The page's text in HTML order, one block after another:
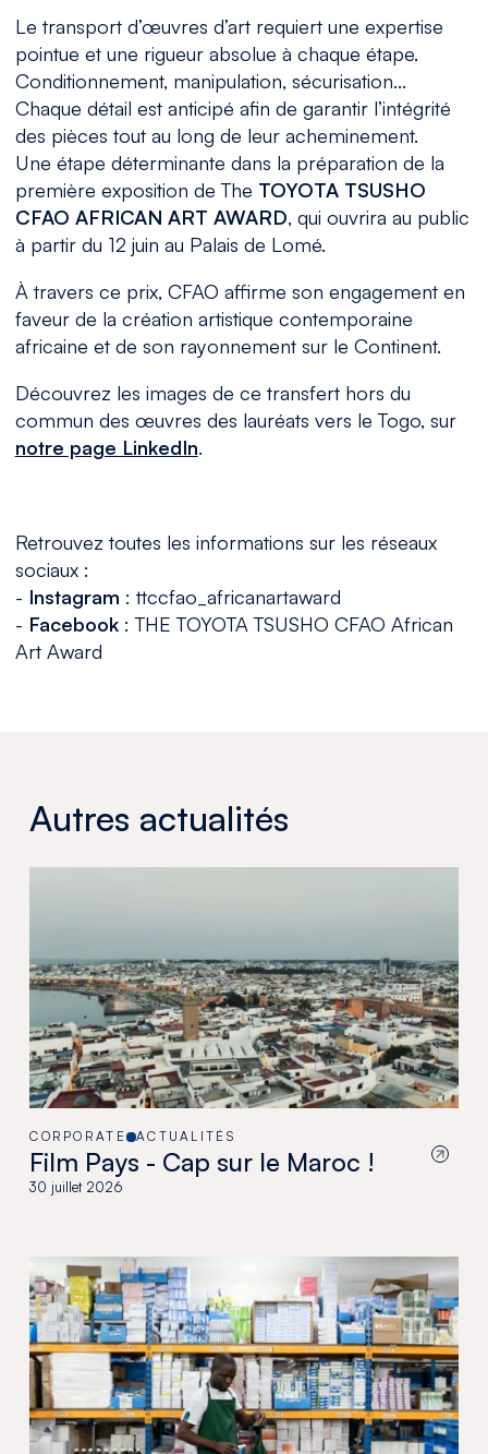
Le transport d’œuvres d’art requiert une expertise
pointue et une rigueur absolue à chaque étape.
Conditionnement, manipulation, sécurisation…
Chaque détail est anticipé afin de garantir l’intégrité
des pièces tout au long de leur acheminement.
Une étape déterminante dans la préparation de la
première exposition de The TOYOTA TSUSHO
CFAO AFRICAN ART AWARD, qui ouvrira au public
à partir du 12 juin au Palais de Lomé.
À travers ce prix, CFAO affirme son engagement en
faveur de la création artistique contemporaine
africaine et de son rayonnement sur le Continent.
Découvrez les images de ce transfert hors du
commun des œuvres des lauréats vers le Togo, sur
notre page LinkedIn.
Retrouvez toutes les informations sur les réseaux
sociaux :
- Instagram : ttccfao_africanartaward
- Facebook: THE TOYOTA TSUSHO CFAO African
Art Award
Autres actualités
CORPORATE ACTUALITÉS
Film Pays - Cap sur le Maroc !
30 juillet 2026